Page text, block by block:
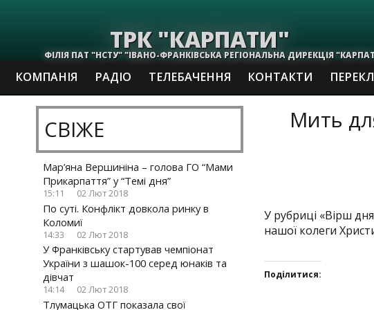
ТРК "КАРПАТИ"
ФІЛІЯ ПАТ "НСТУ" "ІВАНО-ФРАНКІВСЬКА РЕГІОНАЛЬНА ДИРЕКЦІЯ
КОМПАНІЯ РАДІО ТЕЛЕБАЧЕННЯ КОНТАКТИ
СВІЖЕ
Мар’яна Вершиніна – голова ГО “Мами
Прикарпаття” у “Темі дня”
15:11 02 Лют 2018
По суті. Конфлікт довкола ринку в
Коломиї
14:33 02 Лют 2018
У Франківську стартував чемпіонат
України з шашок-100 серед юнаків та
дівчат
14:14 02 Лют 2018
Тлумацька ОТГ показала свої
Мить
У рубриці «Вірш
нашої колеги
Поділитися: